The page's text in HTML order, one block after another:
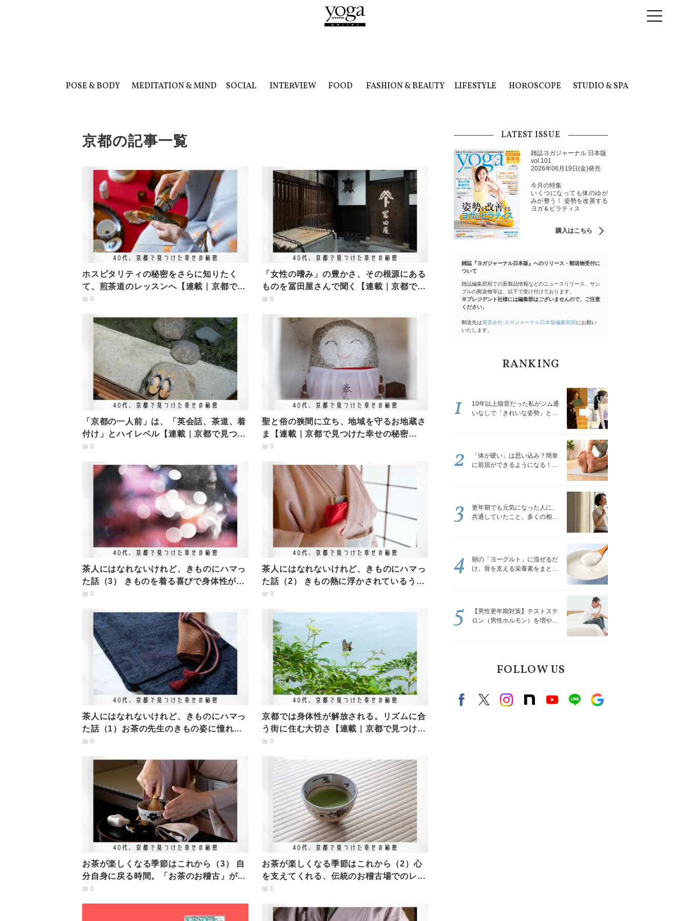
POSE & BODY MEDITATION & MIND SOCIAL INTERVIEW FOOD FASHION & BEAUTY LIFESTYLE HOROSCOPE STUDIO & SPA
京都の記事一覧
ホスピタリティの秘密をさらに知りたく
て、煎茶道のレッスンへ【連載｜京都で見
つけた幸せの秘密】
0
「女性の嗜み」の豊かさ、その根源にある
ものを冨田屋さんで聞く【連載｜京都で見
つけた幸せの秘密】
0
「京都の一人前」は、「英会話、茶道、着
付け」とハイレベル【連載｜京都で見つけ
た幸せの秘密】
0
聖と俗の狭間に立ち、地域を守るお地蔵さ
ま【連載｜京都で見つけた幸せの秘密
vol.16】
0
茶人にはなれないけれど、きものにハマっ
た話（3） きものを着る喜びで身体性が解
放され、新たな扉が
0
茶人にはなれないけれど、きものにハマっ
た話（2） きもの熱に浮かされているうち
に閉経を乗り切った
0
茶人にはなれないけれど、きものにハマっ
た話（1）お茶の先生のきもの姿に憧れ
て、きものの道に
0
京都では身体性が解放される。リズムに合
う街に住む大切さ【連載｜京都で見つけた
幸せの秘密】
0
お茶が楽しくなる季節はこれから（3） 自
分自身に戻る時間。「お茶のお稽古」がわ
たしにくれたもの
0
お茶が楽しくなる季節はこれから（2）心
を支えてくれる、伝統のお稽古場でのレッ
スン
1
LATEST ISSUE
雑誌ヨガジャーナル 日本版
vol.101
2026年06月19日(金)発売
今月の特集
いくつになっても体のゆが
みが整う！ 姿勢を改善する
ヨガ＆ピラティス
購入はこちら
雑誌『ヨガジャーナル日本版』へのリリース・郵送物受付に
ついて
雑誌編集部宛ての新製品情報などのニュースリリース、サン
プルの郵送物等は、以下で受け付けております。
※プレジデント社様には編集部はございませんので、ご注意
ください。
郵送先は運営会社:ヨガジャーナル日本版編集部宛にお願い
いたします。
RANKING
10年以上猫背だった私がジム通
いなしで「きれいな姿勢」と褒
1
「体が硬い」は思い込み？簡単
に前屈ができるようになる！腿
2
更年期でも元気になった人に、
共通していたこと。多くの相談
3
朝の「ヨーグルト」に混ぜるだ
け。骨を支える栄養素をまとめ
4
【男性更年期対策】テストステ
ロン（男性ホルモン）を増やす
5
FOLLOW US
FacebookX（旧twitter）
instagram
note Youtubeline